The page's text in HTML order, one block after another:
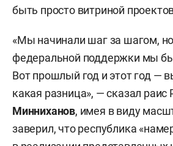
быть просто витриной
«Мы начинали шаг за шагом,
федеральной поддержки мы
Вот прошлый год и этот год —
какая разница», — сказал раис
Минниханов, имея в виду
заверил, что республика